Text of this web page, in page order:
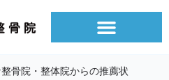
骨院・整体院からの推薦状